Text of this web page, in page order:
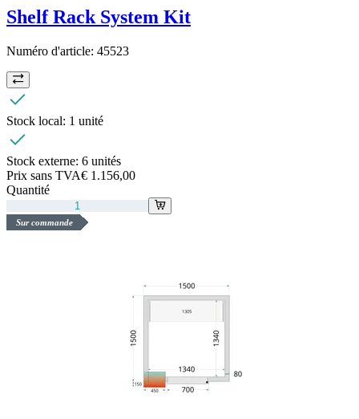
Shelf Rack System Kit
Numéro d'article: 45523
Stock local: 1 unité
Stock externe: 6 unités
Prix sans TVA€ 1.156,00
Quantité
Sur commande